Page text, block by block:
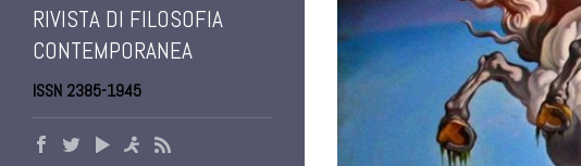
RIVISTA DI FILOSOFIA
CONTEMPORANEA
ISSN 2385-1945